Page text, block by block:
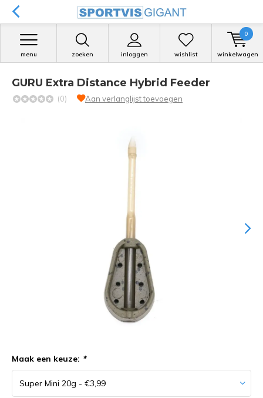
zoeken inloggen
menu wishlist winkelwagen
0
GURU Extra Distance Hybrid Feeder
(0) Aan verlanglijst toevoegen
Maak een keuze: *